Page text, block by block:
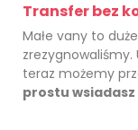
Transfer bez
Małe vany to
teraz możemy
prostu wsiadasz